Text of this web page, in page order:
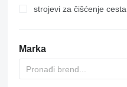
vatrogasne ljestve
kamioni za smeće
strojevi za čišćenje cesta
Marka